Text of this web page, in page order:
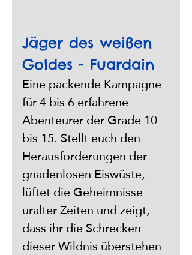
Jäger des weißen
Goldes - Fuardain
Eine packende Kampagne
für 4 bis 6 erfahrene
Abenteurer der Grade 10
bis 15. Stellt euch den
Herausforderungen der
gnadenlosen Eiswüste,
lüftet die Geheimnisse
uralter Zeiten und zeigt,
dass ihr die Schrecken
dieser Wildnis überstehen